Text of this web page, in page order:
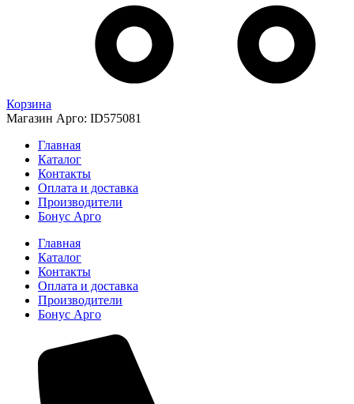
Корзина
Магазин Арго: ID575081
Главная
Каталог
Контакты
Оплата и доставка
Производители
Бонус Арго
Главная
Каталог
Контакты
Оплата и доставка
Производители
Бонус Арго